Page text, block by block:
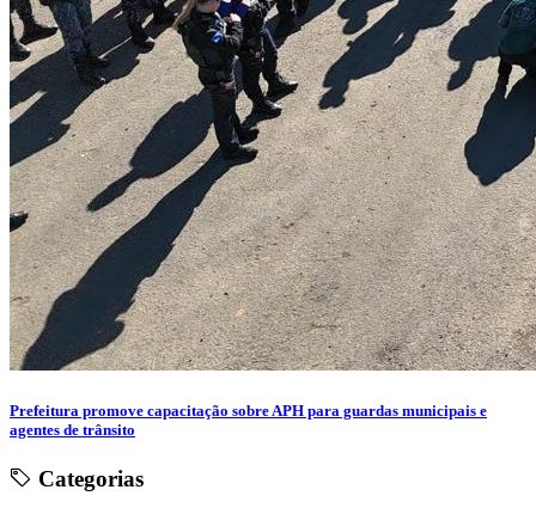
Prefeitura promove capacitação sobre APH para guardas municipais e
agentes de trânsito
Categorias